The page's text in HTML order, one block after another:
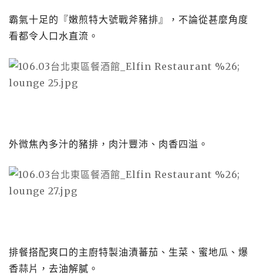
霸氣十足的『嫩煎特大號戰斧豬排』，不論從甚麼角度
看都令人口水直流。
外微焦內多汁的豬排，肉汁豐沛、肉香四溢。
排餐搭配爽口的主廚特製油漬蕃茄、生菜、蜜地瓜、爆
香蒜片，去油解膩。